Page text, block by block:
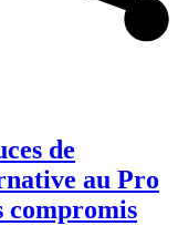
de
au Pro
compromis